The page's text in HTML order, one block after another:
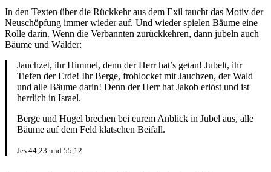
In den Texten über die Rückkehr aus dem Exil taucht das Motiv der
Neuschöpfung immer wieder auf. Und wieder spielen Bäume eine
Rolle darin. Wenn die Verbannten zurückkehren, dann jubeln auch
Bäume und Wälder:
Jauchzet, ihr Himmel, denn der Herr hat’s getan! Jubelt, ihr
Tiefen der Erde! Ihr Berge, frohlocket mit Jauchzen, der Wald
und alle Bäume darin! Denn der Herr hat Jakob erlöst und ist
herrlich in Israel.
Berge und Hügel brechen bei eurem Anblick in Jubel aus, alle
Bäume auf dem Feld klatschen Beifall.
Jes 44,23 und 55,12